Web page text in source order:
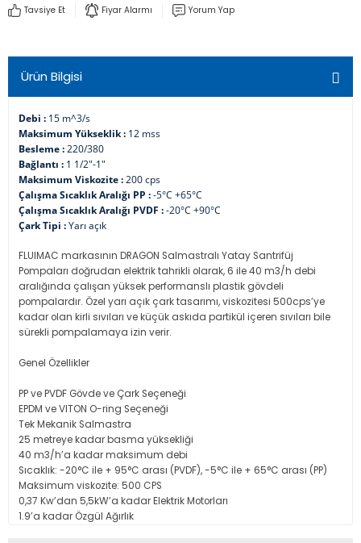
Tavsiye Et Fiyar Alarmı Yorum Yap
Ürün Bilgisi
Debi : 15 m^3/s
Maksimum Yükseklik : 12 mss
Besleme :220/380
Bağlantı : 1 1/2"-1"
Maksimum Viskozite :200 cps
Çalışma Sıcaklık Aralığı PP :-5°C +65°C
Çalışma Sıcaklık Aralığı PVDF :-20°C +90°C
Çark Tipi :Yarı açık
FLUIMAC markasının DRAGON Salmastralı Yatay Santrifüj
Pompaları doğrudan elektrik tahrikli olarak, 6 ile 40 m3/h debi
aralığında çalışan yüksek performanslı plastik gövdeli
pompalardır. Özel yarı açık çark tasarımı, viskozitesi 500cps’ye
kadar olan kirli sıvıları ve küçük askıda partikül içeren sıvıları bile
sürekli pompalamaya izin verir.
Genel Özellikler
PP ve PVDF Gövde ve Çark Seçeneği
EPDM ve VITON O-ring Seçeneği
Tek Mekanik Salmastra
25 metreye kadar basma yüksekliği
40 m3/h’a kadar maksimum debi
Sıcaklık: -20°C ile + 95°C arası (PVDF), -5°C ile + 65°C arası (PP)
Maksimum viskozite: 500 CPS
0,37 Kw’dan 5,5kW’a kadar Elektrik Motorları
1.9’a kadar Özgül Ağırlık